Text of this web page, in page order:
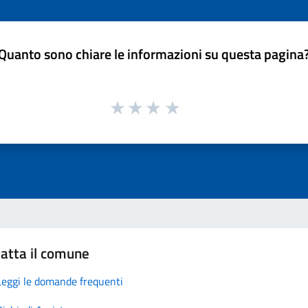
sono chiare le informazioni su questa
il comune
le domande frequenti